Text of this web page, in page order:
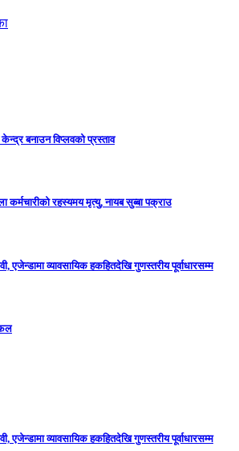
बनाउन विप्लवको प्रस्ताव
कर्मचारीको रहस्यमय मृत्यु, नायब सुब्बा पक्राउ
एजेन्डामा व्यावसायिक हकहितदेखि गुणस्तरीय पूर्वाधारसम्म
एजेन्डामा व्यावसायिक हकहितदेखि गुणस्तरीय पूर्वाधारसम्म